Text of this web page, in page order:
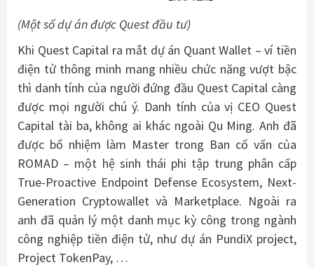
(Một số dự án được Quest đầu tư)
Khi Quest Capital ra mắt dự án Quant Wallet – ví tiền
điện tử thông minh mang nhiều chức năng vượt bậc
thì danh tính của người đứng đầu Quest Capital càng
được mọi người chú ý. Danh tính của vị CEO Quest
Capital tài ba, không ai khác ngoài Qu Ming. Anh đã
được bổ nhiệm làm Master trong Ban cố vấn của
ROMAD – một hệ sinh thái phi tập trung phân cấp
True-Proactive Endpoint Defense Ecosystem, Next-
Generation Cryptowallet và Marketplace. Ngoài ra
anh đã quản lý một danh mục kỳ công trong ngành
công nghiệp tiền điện tử, như dự án PundiX project,
Project TokenPay, …